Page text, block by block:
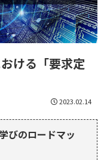
ける「要求定
2023.02.14
びのロードマッ